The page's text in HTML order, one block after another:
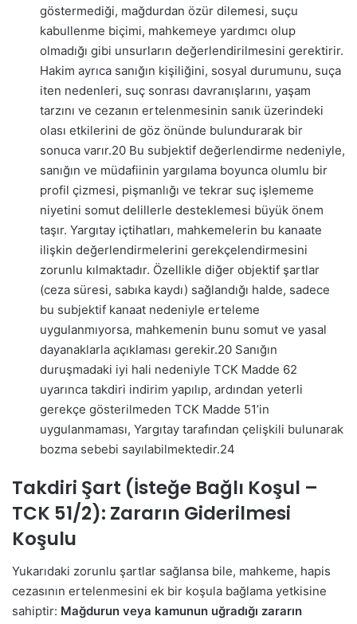
göstermediği, mağdurdan özür dilemesi, suçu
kabullenme biçimi, mahkemeye yardımcı olup
olmadığı gibi unsurların değerlendirilmesini gerektirir.
Hakim ayrıca sanığın kişiliğini, sosyal durumunu, suça
iten nedenleri, suç sonrası davranışlarını, yaşam
tarzını ve cezanın ertelenmesinin sanık üzerindeki
olası etkilerini de göz önünde bulundurarak bir
sonuca varır.20 Bu subjektif değerlendirme nedeniyle,
sanığın ve müdafiinin yargılama boyunca olumlu bir
profil çizmesi, pişmanlığı ve tekrar suç işlememe
niyetini somut delillerle desteklemesi büyük önem
taşır. Yargıtay içtihatları, mahkemelerin bu kanaate
ilişkin değerlendirmelerini gerekçelendirmesini
zorunlu kılmaktadır. Özellikle diğer objektif şartlar
(ceza süresi, sabıka kaydı) sağlandığı halde, sadece
bu subjektif kanaat nedeniyle erteleme
uygulanmıyorsa, mahkemenin bunu somut ve yasal
dayanaklarla açıklaması gerekir.20 Sanığın
duruşmadaki iyi hali nedeniyle TCK Madde 62
uyarınca takdiri indirim yapılıp, ardından yeterli
gerekçe gösterilmeden TCK Madde 51’in
uygulanmaması, Yargıtay tarafından çelişkili bulunarak
bozma sebebi sayılabilmektedir.24
Takdiri Şart (İsteğe Bağlı Koşul –
TCK 51/2): Zararın Giderilmesi
Koşulu
Yukarıdaki zorunlu şartlar sağlansa bile, mahkeme, hapis
cezasının ertelenmesini ek bir koşula bağlama yetkisine
sahiptir: Mağdurun veya kamunun uğradığı zararın